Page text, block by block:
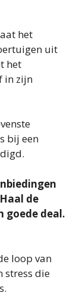
het
uit
het
in zijn
bij een
de
goede deal.
loop van
stress die